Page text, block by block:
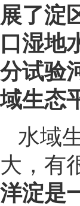
展了淀
口湿地
分试验
域生态
水域
大，有
洋淀是